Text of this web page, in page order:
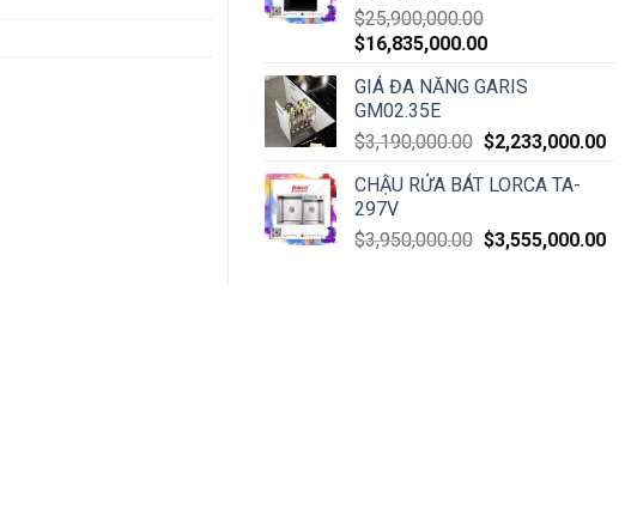
$25,900,000.00
$16,835,000.00
GIÁ ĐA NĂNG GARIS
GM02.35E
$3,190,000.00 $2,233,000.00
CHẬU RỬA BÁT LORCA TA-
297V
$3,950,000.00 $3,555,000.00